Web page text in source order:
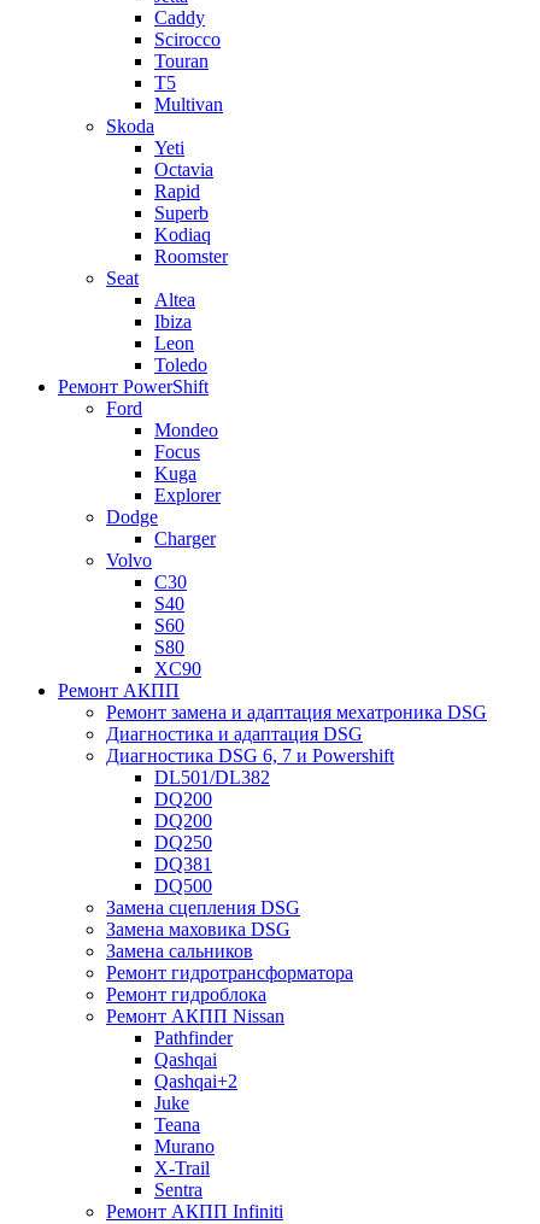
Caddy
Scirocco
Touran
T5
Multivan
Skoda
Yeti
Octavia
Rapid
Superb
Kodiaq
Roomster
Seat
Altea
Ibiza
Leon
Toledo
Ремонт PowerShift
Ford
Mondeo
Focus
Kuga
Explorer
Dodge
Charger
Volvo
С30
S40
S60
S80
XC90
Ремонт АКПП
Ремонт замена и адаптация мехатроника DSG
Диагностика и адаптация DSG
Диагностика DSG 6, 7 и Powershift
DL501/DL382
DQ200
DQ200
DQ250
DQ381
DQ500
Замена сцепления DSG
Замена маховика DSG
Замена сальников
Ремонт гидротрансформатора
Ремонт гидроблока
Ремонт АКПП Nissan
Pathfinder
Qashqai
Qashqai+2
Juke
Teana
Murano
X-Trail
Sentra
Ремонт АКПП Infiniti